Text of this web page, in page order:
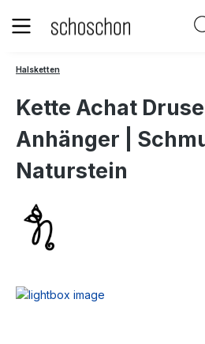
Zum Hauptinhalt springen
Halsketten
Kette Achat
Anhänger |
Naturstein